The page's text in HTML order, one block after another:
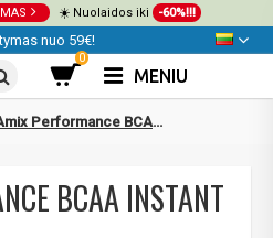
☀️ Nuolaidos iki -60%!!!
nuo 59€!
0
MENIU
Amix Performance BCAA Instant Drink 300 g.
BCAA INSTANT